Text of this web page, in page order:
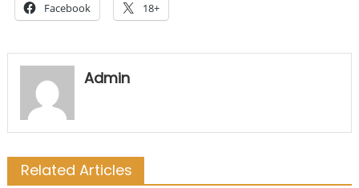
Facebook 18+
Admin
Related Articles